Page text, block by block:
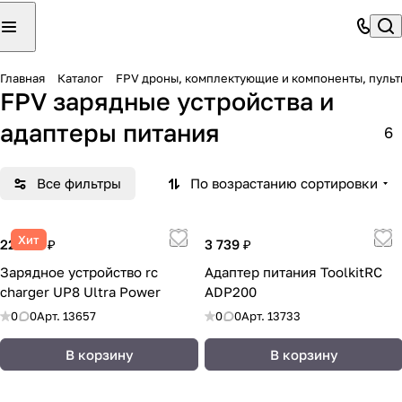
Главная Каталог FPV дроны, комплектующие и компоненты,
FPV зарядные устройства и
адаптеры питания
6
Все фильтры По возрастанию сортировки
Хит
22 962 ₽
Зарядное устройство rc
charger UP8 Ultra Power
0 0Арт. 13657
В корзину
3 739 ₽
Адаптер питания ToolkitRC
ADP200
0 0Арт. 13733
В корзину